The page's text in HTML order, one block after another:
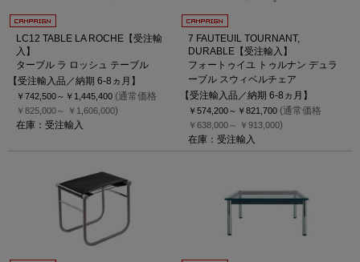
LC12 TABLE LA ROCHE【受注輸
入】
ターブル ラ ロッシュ テーブル
【受注輸入品／納期 6-8ヵ月】
￥742,500～ ￥1,445,400 (通常価格
￥825,000～ ￥1,606,000)
在庫：受注輸入
7 FAUTEUIL TOURNANT,
DURABLE【受注輸入】
フォートゥイユ トゥルナン デュラ
ーブル スウィベルチェア
【受注輸入品／納期 6-8ヵ月】
￥574,200～ ￥821,700 (通常価格
￥638,000～ ￥913,000)
在庫：受注輸入